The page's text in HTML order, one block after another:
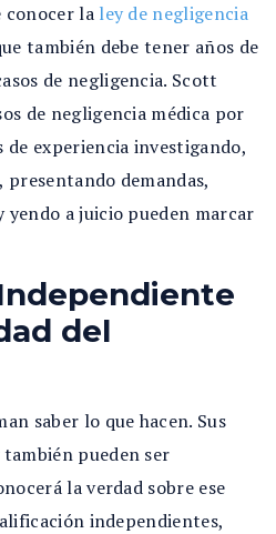
conocer la ley de negligencia
también debe tener años de
de negligencia. Scott
de negligencia médica por
de experiencia investigando,
demandas,
a juicio pueden marcar
del
saber lo que hacen. Sus
pueden ser
la verdad sobre ese
independientes,